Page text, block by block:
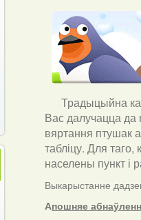
Традыцыйна
Вас далучацца да
вяртання птушак
табліцу. Для
населены пункт і
Выкарыстанне
Апошняе